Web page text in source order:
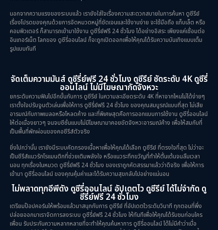
นอกจากความแรงของระบบแล้ว เรายังใส่ใจเรื่องความสะดวกสบายในการค้นหา ดูซีรีย์
เรื่องโปรดของคุณด้วยการจัดหมวดหมู่ที่ชัดเจนและใช้งานง่าย จะใช้มือถือ แท็บเล็ต หรือ
คอมพิวเตอร์ ก็สามารถเข้ามาใช้งาน ดูซีรี่ย์ฟรี 24 ชั่วโมง ได้อย่างอิสระ เพียงแค่เชื่อมต่อ
อินเทอร์เน็ต โลกของ ดูซีรี่ออนไลน์ ก็จะถูกเปิดออกเพื่อให้คุณได้รับความบันเทิงแบบเต็ม
รูปแบบทันที
จัดเต็มความมันส์ ดูซีรี่ย์ฟรี 24 ชั่วโมง ดูซีรีย์ ชัดระดับ 4K ดูซีรี่
ออนไลน์ ไม่มีโฆษณากัดจังหวะ
ยกระดับความฟินไปอีกขั้นกับการ ดูซีรีย์ ในความละเอียดระดับ 4K ที่หาจากไหนไม่ได้ง่ายๆ
เราตั้งใจปรับจูนตัวเล่นเพื่อให้การ ดูซีรี่ย์ฟรี 24 ชั่วโมง ของคุณสมบูรณ์แบบที่สุด ไม่เสีย
อารมณ์กับภาพเบลอหรือโหลดค้าง และที่พิเศษสุดคือการออกแบบการใช้งาน ดูซีรี่ออนไลน์
ให้ต่อเนื่องยาวๆ จนจบซีซั่นแบบไม่มีโฆษณามาคอยขัดจังหวะอารมณ์ค้าง เพื่อให้สมกับที่
เป็นพื้นที่พักผ่อนของคอซีรีส์ตัวจริง
ยิ่งไปกว่านั้น เรายังมีระบบคัดกรองเนื้อหาเพื่อให้คุณได้เลือก ดูซีรีย์ ที่ตรงใจที่สุด ไม่ว่าจะ
เป็นซีรีส์แนวรักโรแมนติกที่ช่วยเติมพลังใจ หรือแนวระทึกขวัญที่ทำให้ตื่นเต้นจนลืมเวลา
นอน ทุกเรื่องในหมวด ดูซีรี่ย์ฟรี 24 ชั่วโมง ของเราถูกคัดสรรมาแล้วว่าดีจริง เพื่อให้การ
เข้ามา ดูซีรี่ออนไลน์ ของคุณคุ้มค่าและได้รับความสุขกลับไปอย่างแน่นอน
ไม่พลาดทุกอีพีดัง ดูซีรี่ออนไลน์ อัปเดตไว ดูซีรีย์ ได้ไม่จำกัด ดู
ซีรี่ย์ฟรี 24 ชั่วโมง
เตรียมป๊อปคอร์นให้พร้อมแล้วมาสนุกกับการ ดูซีรีย์ ที่อัปเดตไวระดับวินาที ทุกตอนที่พึ่ง
ปล่อยออกมาเราจัดการลงระบบ ดูซีรี่ย์ฟรี 24 ชั่วโมง ให้ทันทีเพื่อให้คุณได้รับชมก่อนใคร
เพื่อน รับประกันความหลากหลายที่จะทำให้คุณค้นหาการ ดูซีรี่ออนไลน์ ได้ไม่มีคำว่าเบื่อ